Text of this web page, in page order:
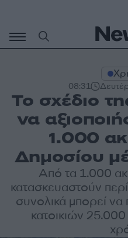
περιεχόμενο
08:31
Το σχέδιο
να
1.000
Δημοσίου
Από τα 1.000
κατασκευαστούν
συνολικά μπορεί
κατοικιών